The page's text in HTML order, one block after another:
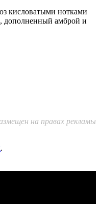
кисловатыми нотками
дополненный амброй и
на правах рекламы
.